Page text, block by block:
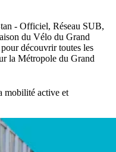
- Officiel, Réseau SUB,
du Vélo du Grand
découvrir toutes les
la Métropole du Grand
mobilité active et